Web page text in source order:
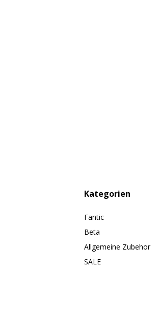
Kategorien
Fantic
Beta
Allgemeine Zubehor
SALE